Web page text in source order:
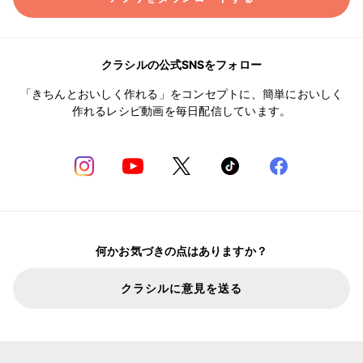
クラシルの公式SNSをフォロー
「きちんとおいしく作れる」をコンセプトに、簡単においしく
作れるレシピ動画を毎日配信しています。
何かお気づきの点はありますか？
クラシルに意見を送る